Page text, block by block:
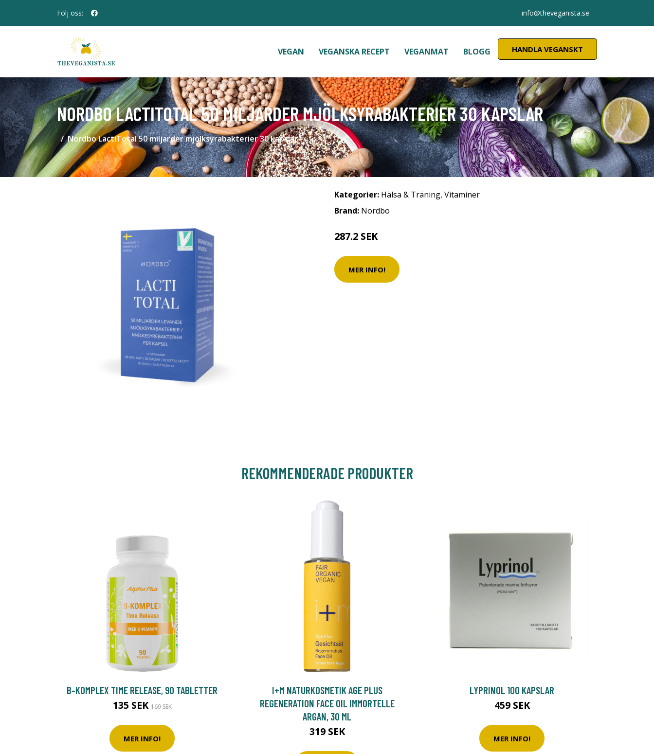
Följ oss: info@theveganista.se
VEGAN VEGANSKA RECEPT VEGANMAT BLOGG HANDLA VEGANSKT
NORDBO LACTITOTAL 50 MILJARDER MJÖLKSYRABAKTERIER 30 KAPSLAR
Nordbo LactiTotal 50 miljarder mjölksyrabakterier 30 kapslar
Kategorier: Hälsa & Träning, Vitaminer
Brand: Nordbo
287.2 SEK
MER INFO!
REKOMMENDERADE PRODUKTER
B-KOMPLEX TIME RELEASE, 90 TABLETTER
135 SEK169 SEK
MER INFO!
I+M NATURKOSMETIK AGE PLUS
REGENERATION FACE OIL IMMORTELLE
ARGAN, 30 ML
319 SEK
LYPRINOL 100 KAPSLAR
459 SEK
MER INFO!